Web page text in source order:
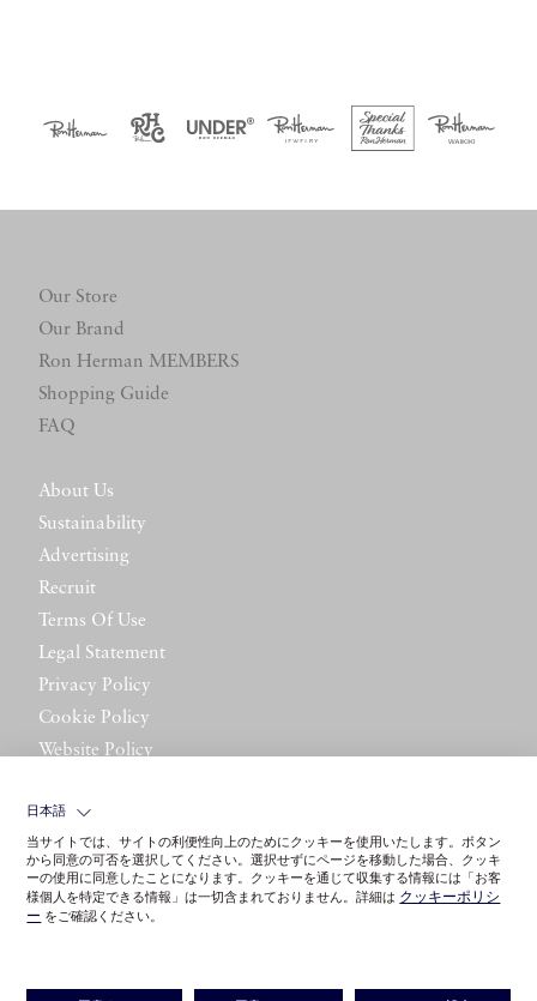
Our Store
Our Brand
Ron Herman MEMBERS
Shopping Guide
FAQ
About Us
Sustainability
Advertising
Recruit
Terms Of Use
Legal Statement
Privacy Policy
Cookie Policy
Website Policy
日本語
当サイトでは、サイトの利便性向上のためにクッキーを使用いたします。ボタン
から同意の可否を選択してください。選択せずにページを移動した場合、クッキ
ーの使用に同意したことになります。クッキーを通じて収集する情報には「お客
様個人を特定できる情報」は一切含まれておりません。詳細は クッキーポリシ
ー をご確認ください。